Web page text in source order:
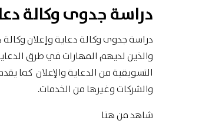
دراسة جدوى وكالة
دراسة جدوى وكالة دعاية وإعلان
والذين لديهم المهارات في طرق
التسويقية من الدعاية والإعلان كما
والشركات وغيرها من الخدمات.
شاهدمن هنا